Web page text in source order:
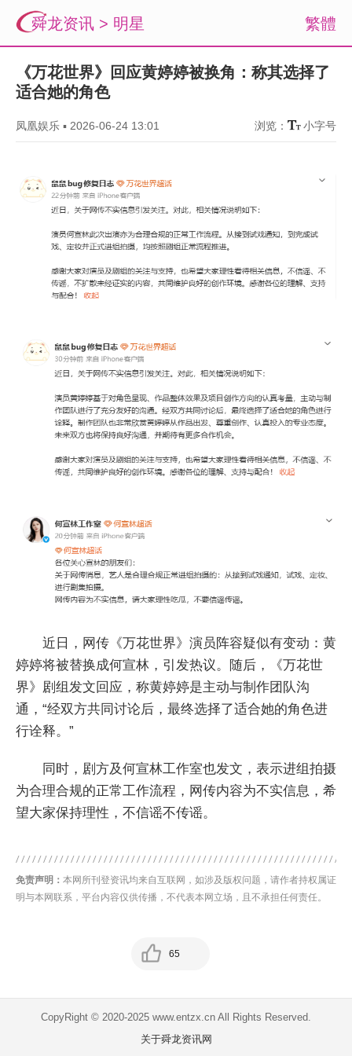
繁體
舜龙资讯 > 明星
《万花世界》回应黄婷婷被换角：称其选择了
适合她的角色
凤凰娱乐 ▪ 2026-06-24 13:01 浏览： 小字号
近日，网传《万花世界》演员阵容疑似有变动：黄
婷婷将被替换成何宣林，引发热议。随后，《万花世
界》剧组发文回应，称黄婷婷是主动与制作团队沟
通，“经双方共同讨论后，最终选择了适合她的角色进
行诠释。”
同时，剧方及何宣林工作室也发文，表示进组拍摄
为合理合规的正常工作流程，网传内容为不实信息，希
望大家保持理性，不信谣不传谣。
免责声明： 本网所刊登资讯均来自互联网，如涉及版权问题，请作者持权属证
明与本网联系，平台内容仅供传播，不代表本网立场，且不承担任何责任。
65
CopyRight © 2020-2025 www.entzx.cn All Rights Reserved.
关于舜龙资讯网